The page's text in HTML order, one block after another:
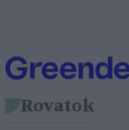
Rovatok